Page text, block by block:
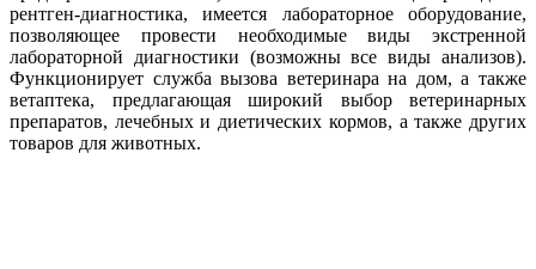
рентген-диагностика, имеется лабораторное оборудование,
позволяющее провести необходимые виды экстренной
лабораторной диагностики (возможны все виды анализов).
Функционирует служба вызова ветеринара на дом, а также
ветаптека, предлагающая широкий выбор ветеринарных
препаратов, лечебных и диетических кормов, а также других
товаров для животных.